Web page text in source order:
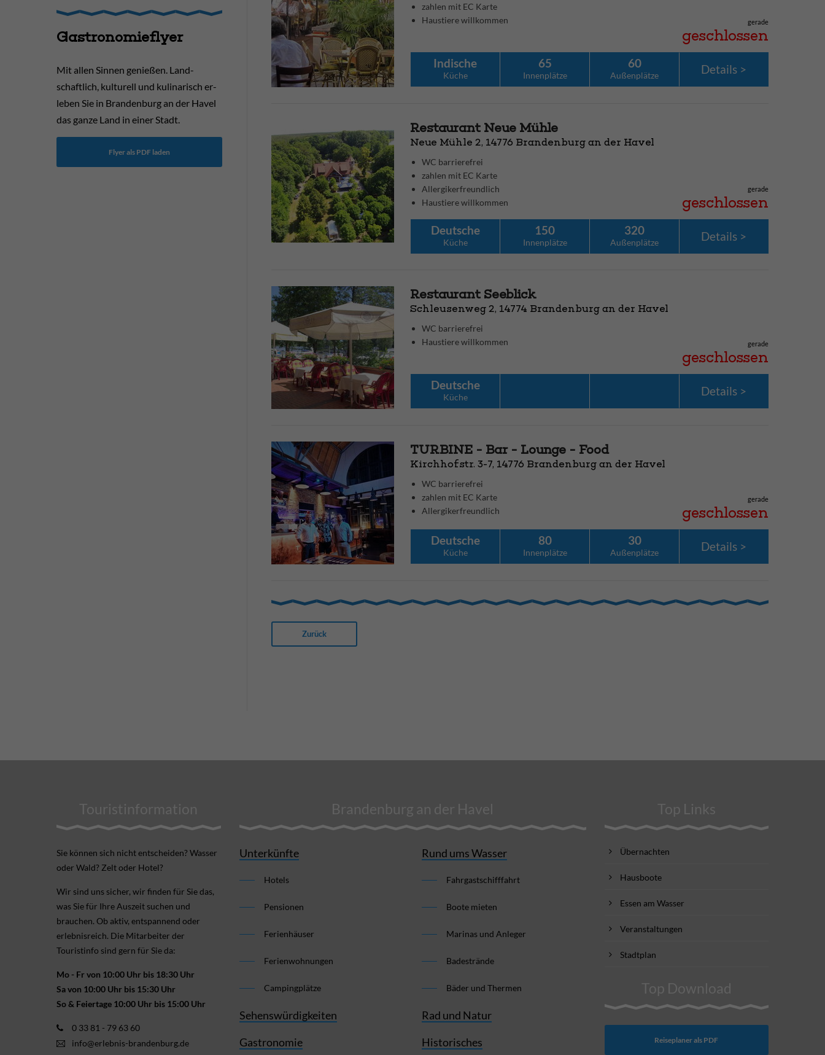
zahlen mit EC Karte
Haustiere willkommen
gerade
geschlossen
Indische
Küche
65
Innenplätze
60
Außenplätze Details
Restaurant Neue Mühle
Neue Mühle 2, 14776 Brandenburg an der Havel
WC barrierefrei
zahlen mit EC Karte
Allergikerfreundlich
Haustiere willkommen
gerade
geschlossen
Deutsche
Küche
150
Innenplätze
320
Außenplätze Details
Restaurant Seeblick
Schleusenweg 2, 14774 Brandenburg an der Havel
WC barrierefrei
Haustiere willkommen
gerade
geschlossen
Deutsche
Küche Details
TURBINE - Bar - Lounge - Food
Kirchhofstr. 3-7, 14776 Brandenburg an der Havel
WC barrierefrei
zahlen mit EC Karte
Allergikerfreundlich
gerade
geschlossen
Deutsche
Küche
80
Innenplätze
30
Außenplätze Details
Zurück
Gastronomieflyer
Mit allen Sin­nen genie­ßen. Land­
schaftlich, kul­turell und kuli­narisch er­
leben Sie in Branden­burg an der Havel
das ganze Land in einer Stadt.
Flyer als PDF laden
Touristinformation
Sie können sich nicht ent­scheiden? Wasser
oder Wald? Zelt oder Hotel?
Wir sind uns sicher, wir finden für Sie das,
was Sie für Ihre Aus­zeit suchen und
brauchen. Ob aktiv, ent­spannend oder
erlebnis­reich. Die Mitarbeiter der
Touristinfo sind gern für Sie da:
Mo - Fr von 10:00 Uhr bis 18:30 Uhr
Sa von 10:00 Uhr bis 15:30 Uhr
So & Feiertage 10:00 Uhr bis 15:00 Uhr
0 33 81 - 79 63 60
info@erlebnis-brandenburg.de
Brandenburg an der Havel
Unterkünfte
Hotels
Pensionen
Ferienhäuser
Ferienwohnungen
Campingplätze
Sehenswürdigkeiten
Gastronomie
Rund ums Wasser
Fahrgastschifffahrt
Boote mieten
Marinas und Anleger
Badestrände
Bäder und Thermen
Rad und Natur
Historisches
Top Links
Übernachten
Hausboote
Essen am Wasser
Veranstaltungen
Stadtplan
Top Download
Reiseplaner als PDF